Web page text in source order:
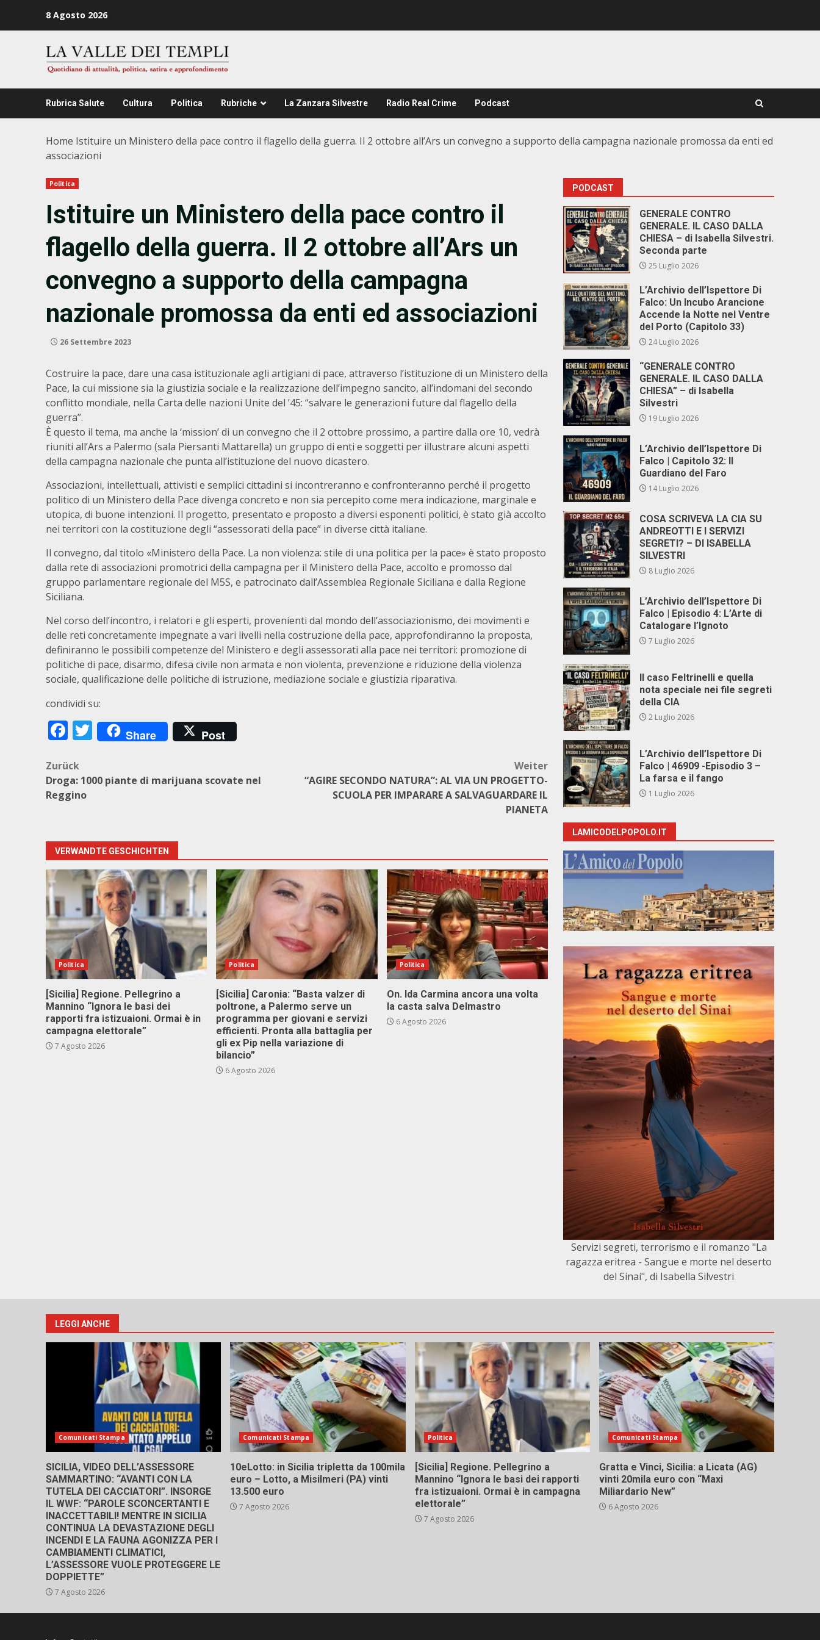
8 Agosto 2026
Rubrica Salute Cultura Politica Rubriche La Zanzara Silvestre Radio Real Crime Podcast
Home Istituire un Ministero della pace contro il flagello della guerra. Il 2 ottobre all’Ars un convegno a supporto della campagna nazionale promossa da enti ed
associazioni
Politica
Istituire un Ministero della pace contro il
flagello della guerra. Il 2 ottobre all’Ars un
convegno a supporto della campagna
nazionale promossa da enti ed associazioni
26 Settembre 2023
Costruire la pace, dare una casa istituzionale agli artigiani di pace, attraverso l’istituzione di un Ministero della
Pace, la cui missione sia la giustizia sociale e la realizzazione dell’impegno sancito, all’indomani del secondo
conflitto mondiale, nella Carta delle nazioni Unite del ’45: “salvare le generazioni future dal flagello della
guerra”.
È questo il tema, ma anche la ‘mission’ di un convegno che il 2 ottobre prossimo, a partire dalla ore 10, vedrà
riuniti all’Ars a Palermo (sala Piersanti Mattarella) un gruppo di enti e soggetti per illustrare alcuni aspetti
della campagna nazionale che punta all’istituzione del nuovo dicastero.
Associazioni, intellettuali, attivisti e semplici cittadini si incontreranno e confronteranno perché il progetto
politico di un Ministero della Pace divenga concreto e non sia percepito come mera indicazione, marginale e
utopica, di buone intenzioni. Il progetto, presentato e proposto a diversi esponenti politici, è stato già accolto
nei territori con la costituzione degli “assessorati della pace” in diverse città italiane.
Il convegno, dal titolo «Ministero della Pace. La non violenza: stile di una politica per la pace» è stato proposto
dalla rete di associazioni promotrici della campagna per il Ministero della Pace, accolto e promosso dal
gruppo parlamentare regionale del M5S, e patrocinato dall’Assemblea Regionale Siciliana e dalla Regione
Siciliana.
Nel corso dell’incontro, i relatori e gli esperti, provenienti dal mondo dell’associazionismo, dei movimenti e
delle reti concretamente impegnate a vari livelli nella costruzione della pace, approfondiranno la proposta,
definiranno le possibili competenze del Ministero e degli assessorati alla pace nei territori: promozione di
politiche di pace, disarmo, difesa civile non armata e non violenta, prevenzione e riduzione della violenza
sociale, qualificazione delle politiche di istruzione, mediazione sociale e giustizia riparativa.
condividi su:
Facebook
Twitter
Share Post
Beitragsnavigation
Zurück
Droga: 1000 piante di marijuana scovate nel
Reggino
Weiter
“AGIRE SECONDO NATURA”: AL VIA UN PROGETTO-
SCUOLA PER IMPARARE A SALVAGUARDARE IL
PIANETA
VERWANDTE GESCHICHTEN
Politica
[Sicilia] Regione. Pellegrino a
Mannino “Ignora le basi dei
rapporti fra istizuaioni. Ormai è in
campagna elettorale”
7 Agosto 2026
Politica
[Sicilia] Caronia: “Basta valzer di
poltrone, a Palermo serve un
programma per giovani e servizi
efficienti. Pronta alla battaglia per
gli ex Pip nella variazione di
bilancio”
6 Agosto 2026
Politica
On. Ida Carmina ancora una volta
la casta salva Delmastro
6 Agosto 2026
PODCAST
GENERALE CONTRO
GENERALE. IL CASO DALLA
CHIESA – di Isabella Silvestri.
Seconda parte
25 Luglio 2026
L’Archivio dell’Ispettore Di
Falco: Un Incubo Arancione
Accende la Notte nel Ventre
del Porto (Capitolo 33)
24 Luglio 2026
“GENERALE CONTRO
GENERALE. IL CASO DALLA
CHIESA” – di Isabella
Silvestri
19 Luglio 2026
L’Archivio dell’Ispettore Di
Falco | Capitolo 32: Il
Guardiano del Faro
14 Luglio 2026
COSA SCRIVEVA LA CIA SU
ANDREOTTI E I SERVIZI
SEGRETI? – DI ISABELLA
SILVESTRI
8 Luglio 2026
L’Archivio dell’Ispettore Di
Falco | Episodio 4: L’Arte di
Catalogare l’Ignoto
7 Luglio 2026
Il caso Feltrinelli e quella
nota speciale nei file segreti
della CIA
2 Luglio 2026
L’Archivio dell’Ispettore Di
Falco | 46909 -Episodio 3 –
La farsa e il fango
1 Luglio 2026
LAMICODELPOPOLO.IT
Servizi segreti, terrorismo e il romanzo "La
ragazza eritrea - Sangue e morte nel deserto
del Sinai", di Isabella Silvestri
LEGGI ANCHE
Comunicati Stampa
SICILIA, VIDEO DELL’ASSESSORE
SAMMARTINO: “AVANTI CON LA
TUTELA DEI CACCIATORI”. INSORGE
IL WWF: “PAROLE SCONCERTANTI E
INACCETTABILI! MENTRE IN SICILIA
CONTINUA LA DEVASTAZIONE DEGLI
INCENDI E LA FAUNA AGONIZZA PER I
CAMBIAMENTI CLIMATICI,
L’ASSESSORE VUOLE PROTEGGERE LE
DOPPIETTE”
7 Agosto 2026
Comunicati Stampa
10eLotto: in Sicilia tripletta da 100mila
euro – Lotto, a Misilmeri (PA) vinti
13.500 euro
7 Agosto 2026
Politica
[Sicilia] Regione. Pellegrino a
Mannino “Ignora le basi dei rapporti
fra istizuaioni. Ormai è in campagna
elettorale”
7 Agosto 2026
Comunicati Stampa
Gratta e Vinci, Sicilia: a Licata (AG)
vinti 20mila euro con “Maxi
Miliardario New”
6 Agosto 2026